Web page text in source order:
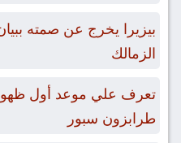
بيزيرا يخرج عن صمته
الزمالك
تعرف علي موعد أول
طرابزون سبور